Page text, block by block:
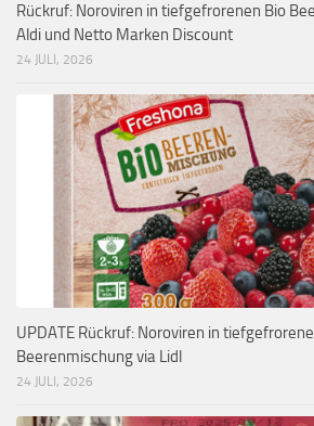
Rückruf: Noroviren in tiefgefrorenen Bio
Aldi und Netto Marken Discount
24 JULI, 2026
UPDATE Rückruf: Noroviren in
Beerenmischung via Lidl
24 JULI, 2026